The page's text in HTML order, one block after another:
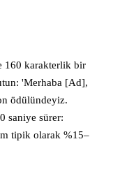
160 karakterlik bir
'Merhaba [Ad],
ödülündeyiz.
saniye sürer:
tipik olarak %15–